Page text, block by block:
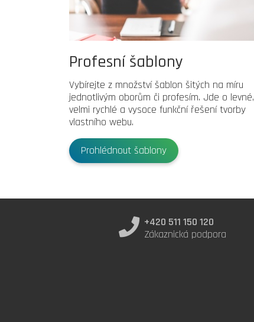
Profesní šablony
Vybírejte z množství šablon šitých na míru
jednotlivým oborům či profesím. Jde o levné,
velmi rychlé a vysoce funkční řešení tvorby
vlastního webu.
Prohlédnout šablony
+420 511 150 120
Zákaznická podpora